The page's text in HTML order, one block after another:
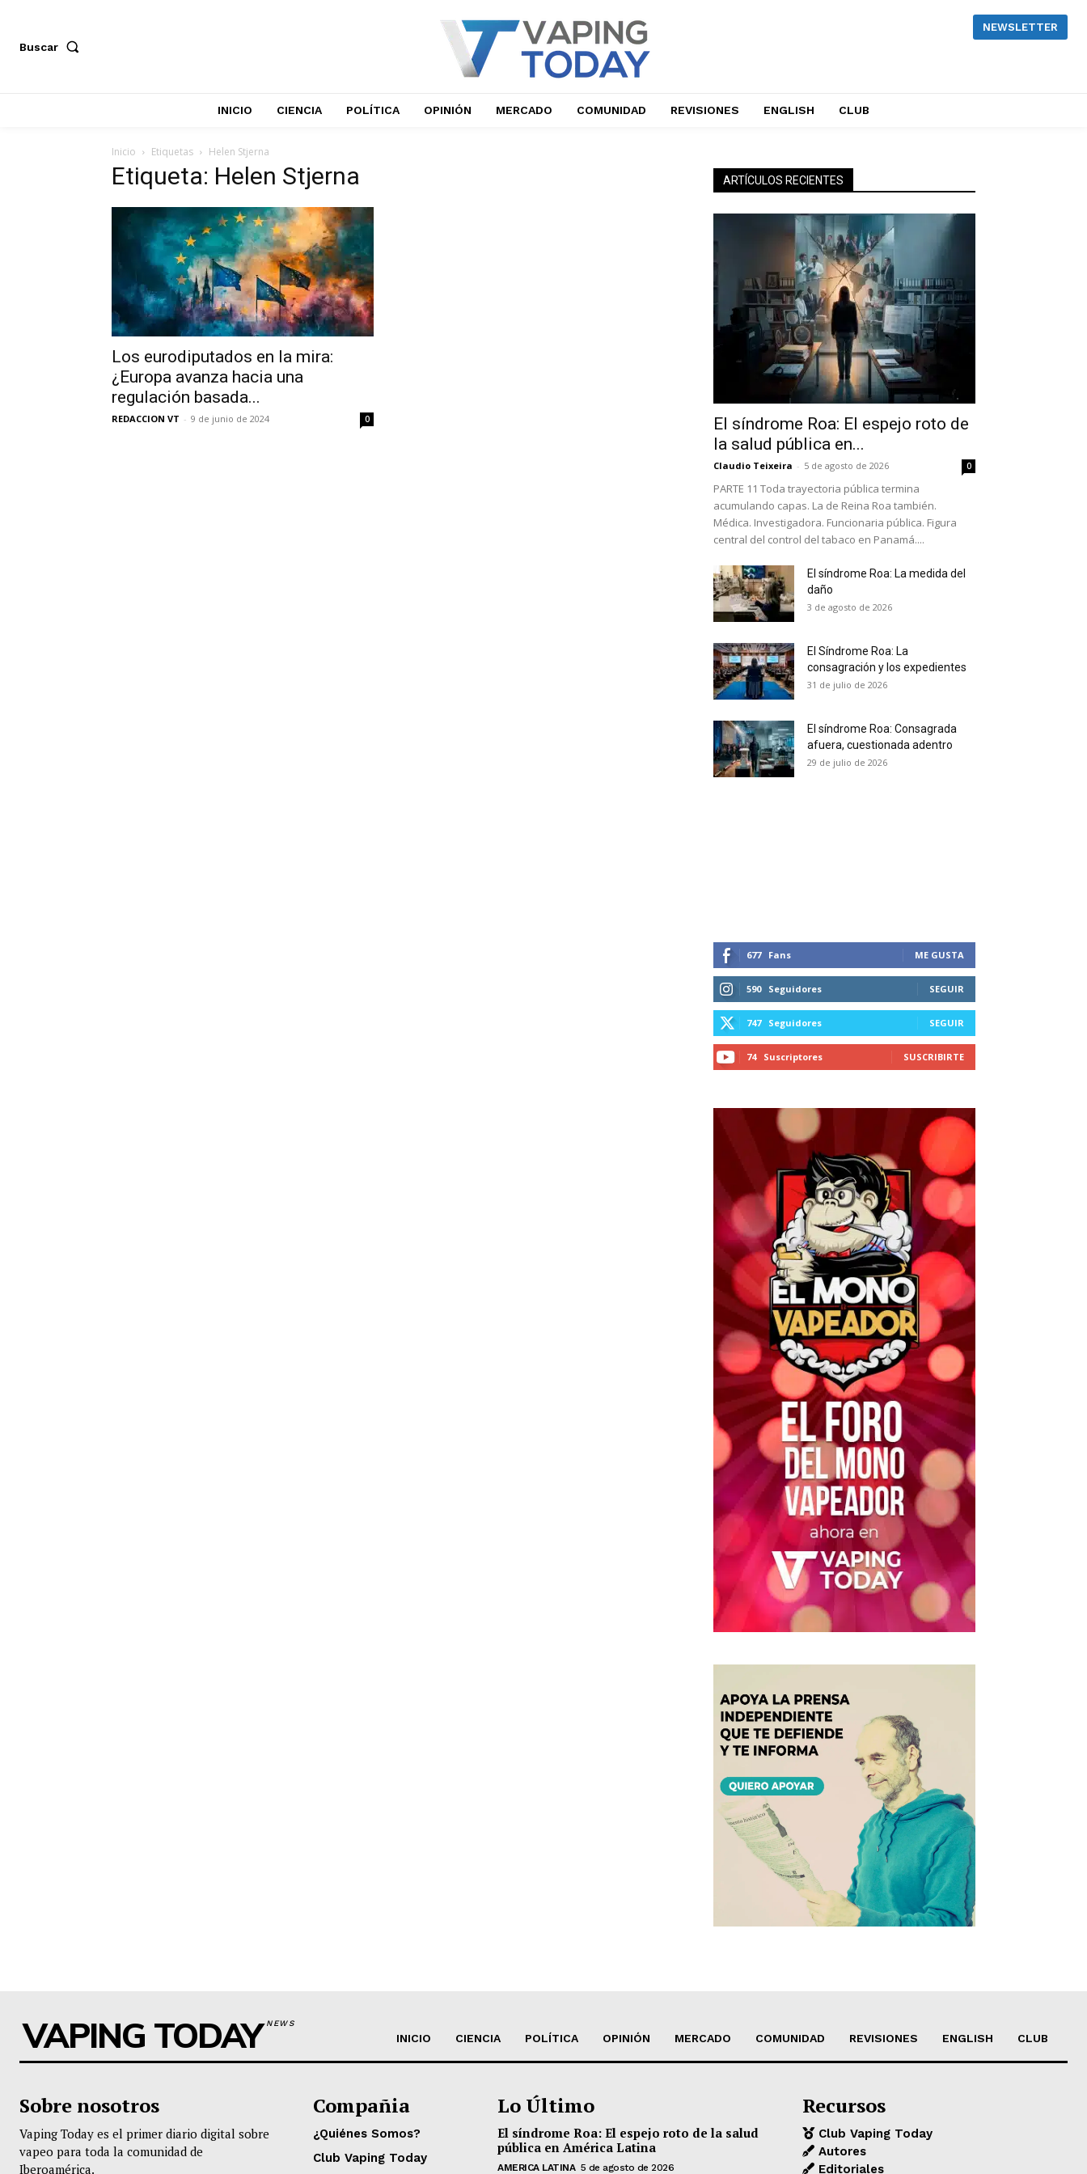
No te pierdas de las últimas
Suscríbete a nuestro boletín diario y recibe todas las
noticias del vapeo y la reducción de daños en tu correo
Subscribe to our daily clipping and receive all the news
of vaping and tobacco harm reduction in your email.
Buscar
NEWSLETTER
INICIO CIENCIA POLÍTICA OPINIÓN MERCADO COMUNIDAD REVISIONES ENGLISH CLUB
Inicio Etiquetas Helen Stjerna
Etiqueta: Helen Stjerna
Los eurodiputados en la mira:
¿Europa avanza hacia una
regulación basada...
REDACCION VT - 9 de junio de 2024 0
ARTÍCULOS RECIENTES
El síndrome Roa: El espejo roto de
la salud pública en...
Claudio Teixeira - 5 de agosto de 2026 0
PARTE 11 Toda trayectoria pública termina
acumulando capas. La de Reina Roa también.
Médica. Investigadora. Funcionaria pública. Figura
central del control del tabaco en Panamá....
El síndrome Roa: La medida del
daño
3 de agosto de 2026
El Síndrome Roa: La
consagración y los expedientes
31 de julio de 2026
El síndrome Roa: Consagrada
afuera, cuestionada adentro
29 de julio de 2026
677 Fans ME GUSTA
590 Seguidores SEGUIR
747 Seguidores SEGUIR
74 Suscriptores SUSCRIBIRTE
VAPING TODAYNEWS
INICIO CIENCIA POLÍTICA OPINIÓN MERCADO COMUNIDAD REVISIONES ENGLISH CLUB
Sobre nosotros
Vaping Today es el primer diario digital sobre
vapeo para toda la comunidad de
Iberoamérica.
Compañia
¿Quiénes Somos?
Club Vaping Today
Lo Último
El síndrome Roa: El espejo roto de la salud
pública en América Latina
AMERICA LATINA 5 de agosto de 2026
Recursos
Club Vaping Today
Autores
Editoriales